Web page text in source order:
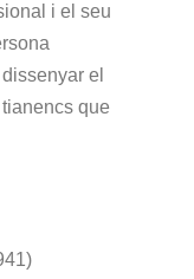
i el seu
el
que